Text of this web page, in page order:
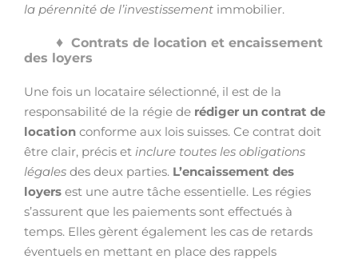
la pérennité de l’investissement immobilier.
Contrats de location et encaissement
des loyers
Une fois un locataire sélectionné, il est de la
responsabilité de la régie de rédiger un contrat de
location conforme aux lois suisses. Ce contrat doit
être clair, précis et inclure toutes les obligations
légales des deux parties. L’encaissement des
loyers est une autre tâche essentielle. Les régies
s’assurent que les paiements sont effectués à
temps. Elles gèrent également les cas de retards
éventuels en mettant en place des rappels